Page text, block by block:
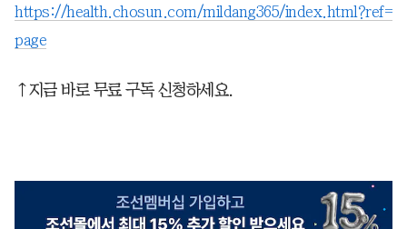
https://health.chosun.com/mildang365/index.html?ref=
page
↑지금 바로 무료 구독 신청하세요.​